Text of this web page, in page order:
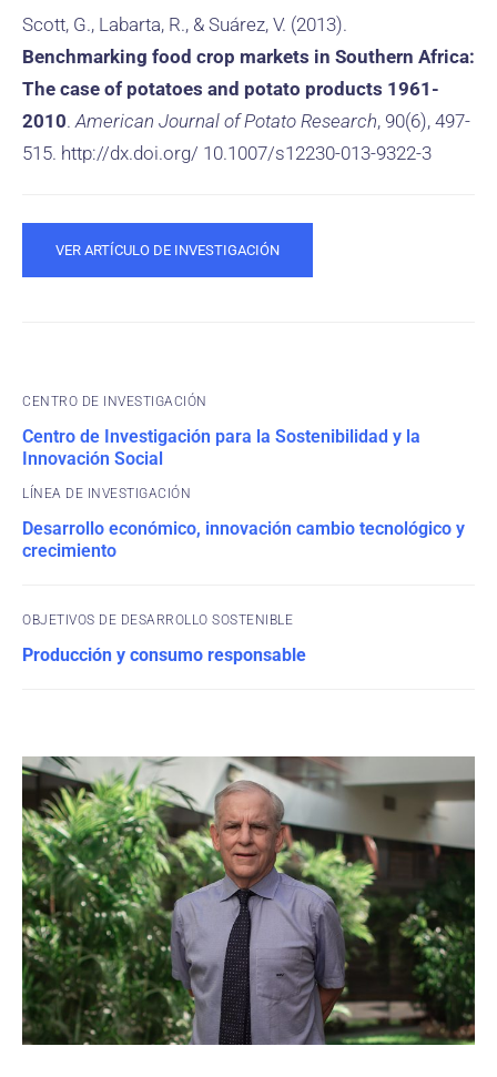
Scott, G., Labarta, R., & Suárez, V. (2013).
Benchmarking food crop markets in Southern Africa:
The case of potatoes and potato products 1961-
2010.American Journal of Potato Research, 90(6), 497-
515. http://dx.doi.org/ 10.1007/s12230-013-9322-3
VER ARTÍCULO DE INVESTIGACIÓN
CENTRO DE INVESTIGACIÓN
Centro de Investigación para la Sostenibilidad y la
Innovación Social
Desarrollo económico, innovación cambio tecnológico y
crecimiento
OBJETIVOS DE DESARROLLO SOSTENIBLE
Producción y consumo responsable